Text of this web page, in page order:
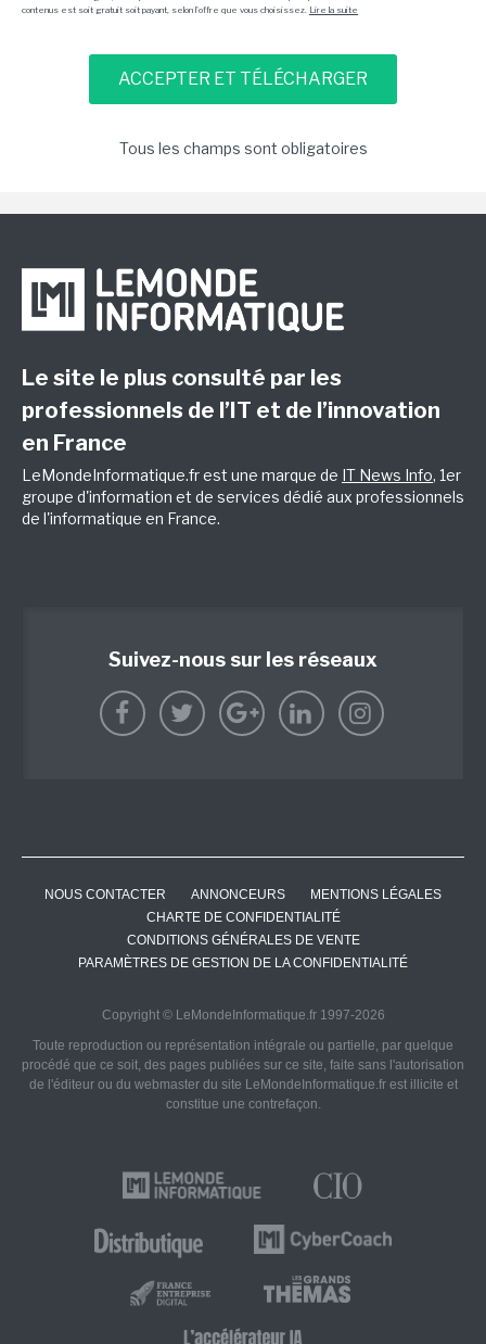
contenus est soit gratuit soit payant, selon l'offre que vous choisissez. Lire la suite
Tous les champs sont obligatoires
Le site le plus consulté par les
professionnels de l’IT et de l’innovation
en France
LeMondeInformatique.fr est une marque de IT News Info, 1er
groupe d'information et de services dédié aux professionnels
de l'informatique en France.
Suivez-nous sur les réseaux
NOUS CONTACTER ANNONCEURS
MENTIONS LÉGALES
CHARTE DE CONFIDENTIALITÉ
CONDITIONS GÉNÉRALES DE VENTE
PARAMÈTRES DE GESTION DE LA CONFIDENTIALITÉ
Copyright © LeMondeInformatique.fr 1997-2026
Toute reproduction ou représentation intégrale ou partielle, par quelque
procédé que ce soit, des pages publiées sur ce site, faite sans l'autorisation
de l'éditeur ou du webmaster du site LeMondeInformatique.fr est illicite et
constitue une contrefaçon.